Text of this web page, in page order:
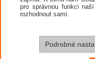
pro správnou funkci
rozhodnout sami.
Podrobné